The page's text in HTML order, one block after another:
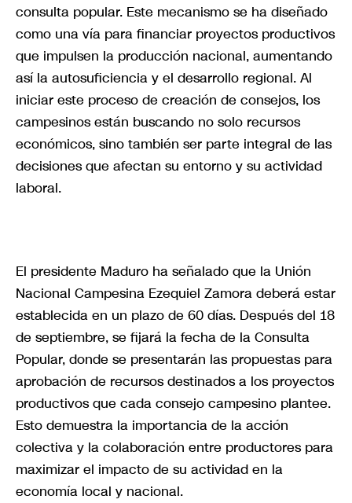
consulta popular. Este mecanismo se ha diseñado
como una vía para financiar proyectos productivos
que impulsen la producción nacional, aumentando
así la autosuficiencia y el desarrollo regional. Al
iniciar este proceso de creación de consejos, los
campesinos están buscando no solo recursos
económicos, sino también ser parte integral de las
decisiones que afectan su entorno y su actividad
laboral.
El presidente Maduro ha señalado que la Unión
Nacional Campesina Ezequiel Zamora deberá estar
establecida en un plazo de 60 días. Después del 18
de septiembre, se fijará la fecha de la Consulta
Popular, donde se presentarán las propuestas para
aprobación de recursos destinados a los proyectos
productivos que cada consejo campesino plantee.
Esto demuestra la importancia de la acción
colectiva y la colaboración entre productores para
maximizar el impacto de su actividad en la
economía local y nacional.